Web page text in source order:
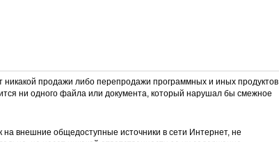
продажи либо перепродажи программных и иных продуктов
ни одного файла или документа, который нарушал бы смежное
внешние общедоступные источники в сети Интернет, не